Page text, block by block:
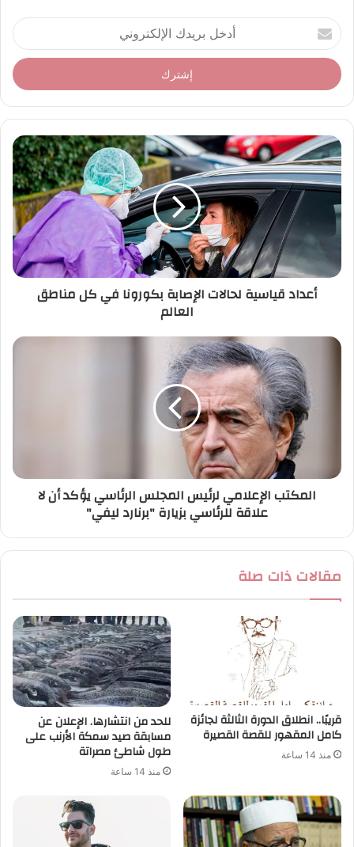
أ
د
خ
ل
ر
د
ك
ا
ل
إ
ر
أعداد قياسية لحالات الإصابة بكورونا في كل مناطق
العالم
المكتب الإعلامي لرئيس المجلس الرئاسي يؤكد أن لا
علاقة للرئاسي بزيارة "برنارد ليفي"
مقالات ذات صلة
قريبًا.. انطلاق الدورة الثالثة لجائزة
كامل المقهور للقصة القصيرة
منذ 14 ساعة
للحد من انتشارها. الإعلان عن
مسابقة صيد سمكة الأرنب على
طول شاطئ مصراتة
منذ 14 ساعة